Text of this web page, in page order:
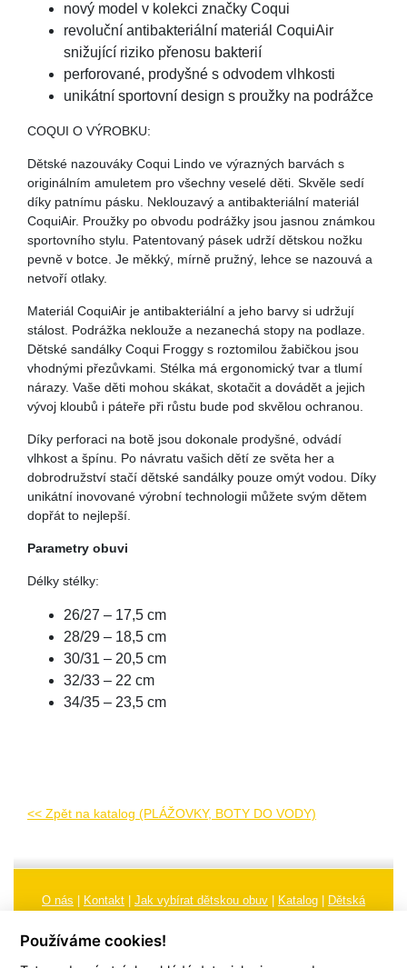
nový model v kolekci značky Coqui
revoluční antibakteriální materiál CoquiAir
snižující riziko přenosu bakterií
perforované, prodyšné s odvodem vlhkosti
unikátní sportovní design s proužky na podrážce
COQUI O VÝROBKU:
Dětské nazouváky Coqui Lindo ve výrazných barvách s
originálním amuletem pro všechny veselé děti. Skvěle sedí
díky patnímu pásku. Neklouzavý a antibakteriální materiál
CoquiAir. Proužky po obvodu podrážky jsou jasnou známkou
sportovního stylu. Patentovaný pásek udrží dětskou nožku
pevně v botce. Je měkký, mírně pružný, lehce se nazouvá a
netvoří otlaky.
Materiál CoquiAir je antibakteriální a jeho barvy si udržují
stálost. Podrážka neklouže a nezanechá stopy na podlaze.
Dětské sandálky Coqui Froggy s roztomilou žabičkou jsou
vhodnými přezůvkami. Stélka má ergonomický tvar a tlumí
nárazy. Vaše děti mohou skákat, skotačit a dovádět a jejich
vývoj kloubů i páteře při růstu bude pod skvělou ochranou.
Díky perforaci na botě jsou dokonale prodyšné, odvádí
vlhkost a špínu. Po návratu vašich dětí ze světa her a
dobrodružství stačí dětské sandálky pouze omýt vodou. Díky
unikátní inovované výrobní technologii můžete svým dětem
dopřát to nejlepší.
Parametry obuvi
Délky stélky:
26/27 – 17,5 cm
28/29 – 18,5 cm
30/31 – 20,5 cm
32/33 – 22 cm
34/35 – 23,5 cm
<< Zpět na katalog (PLÁŽOVKY, BOTY DO VODY)
O nás Kontakt Jak vybírat dětskou obuv Katalog
Dětská
Používáme cookies!